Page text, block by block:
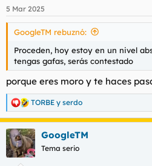
5 Mar 2025
GoogleTM rebuznó:
Proceden, hoy estoy en un nivel
tengas gafas, serás contestado
porque eres moro y te haces
R
e
a
c
c
i
TORBE y serdo
GoogleTM
Tema serio